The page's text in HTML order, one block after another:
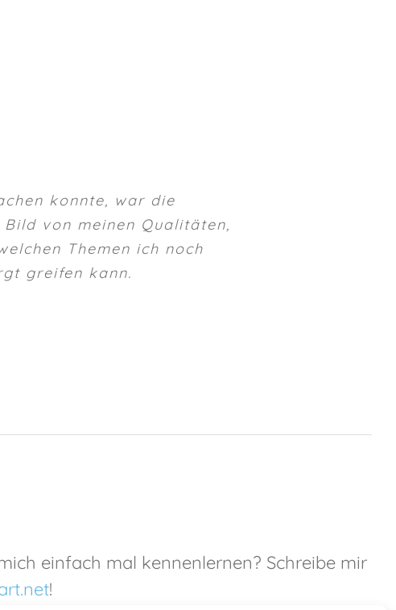
konnte, war die
von meinen Qualitäten,
Themen ich noch
greifen kann.
einfach mal kennenlernen? Schreibe mir
!